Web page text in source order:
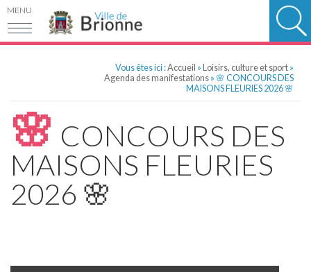
MENU
Vous êtes ici :Accueil » Loisirs, culture et sport »
Agenda des manifestations » 🌸 CONCOURS DES
MAISONS FLEURIES 2026 🌸
🌸 CONCOURS DES
MAISONS FLEURIES
2026 🌸